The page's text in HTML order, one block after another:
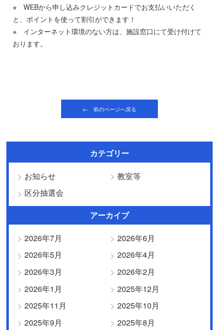
※ WEBから申し込みクレジットカードでお支払いいただく
と、ポイントを使って割引ができます！
※ インターネット環境のない方は、施設窓口にて受け付けて
おります。
← 前のページへ戻る
カテゴリー
お知らせ
教室等
区分抽選会
アーカイブ
2026年7月
2026年6月
2026年5月
2026年4月
2026年3月
2026年2月
2026年1月
2025年12月
2025年11月
2025年10月
2025年9月
2025年8月